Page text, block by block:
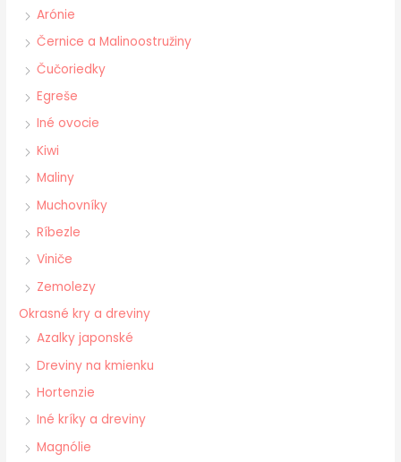
Arónie
Černice a Malinoostružiny
Čučoriedky
Egreše
Iné ovocie
Kiwi
Maliny
Muchovníky
Ríbezle
Viniče
Zemolezy
Okrasné kry a dreviny
Azalky japonské
Dreviny na kmienku
Hortenzie
Iné kríky a dreviny
Magnólie